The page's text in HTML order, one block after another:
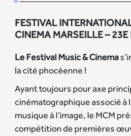
FESTIVAL
CINEMA MARSEILLE –
Le Festival Music & Cinema
la cité phocéenne !
Ayant toujours pour axe
cinématographique associé à
musique à l’image, le MCM
compétition de premières